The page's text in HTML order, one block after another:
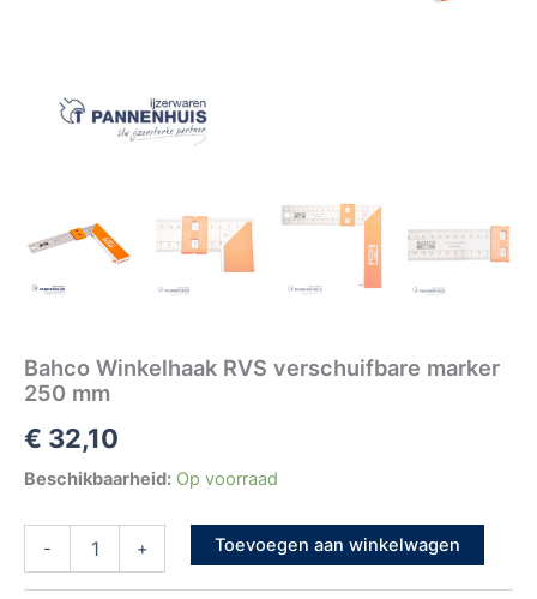
Bahco Winkelhaak RVS verschuifbare marker
250 mm
€ 32,10
Beschikbaarheid: Op voorraad
- + Toevoegen aan winkelwagen